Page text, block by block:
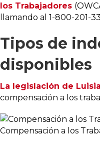
los Trabajadores
llamando al 1-800-201-
Tipos de
disponibles
La legislación de
compensación a los